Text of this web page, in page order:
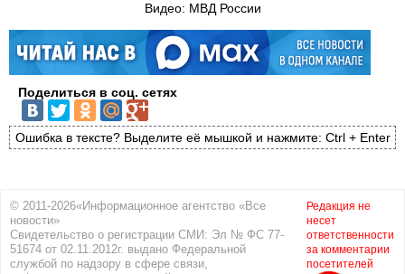
Видео: МВД России
Поделиться в соц. сетях
Ошибка в тексте? Выделите её мышкой и нажмите: Ctrl + Enter
© 2011-2026«Информационное агентство «Все
новости»
Свидетельство о регистрации СМИ: Эл № ФС 77-
51674 от 02.11.2012г. выдано Федеральной
службой по надзору в сфере связи,
Редакция не
несет
ответственности
за комментарии
посетителей